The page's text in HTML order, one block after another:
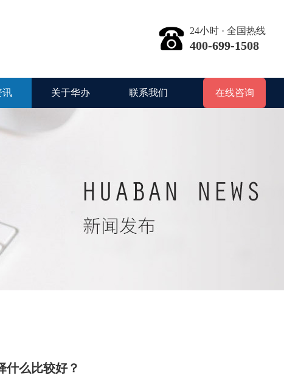
24小时 · 全国热线
400-699-1508
讯 关于华办 联系我们 在线咨询
什么比较好？